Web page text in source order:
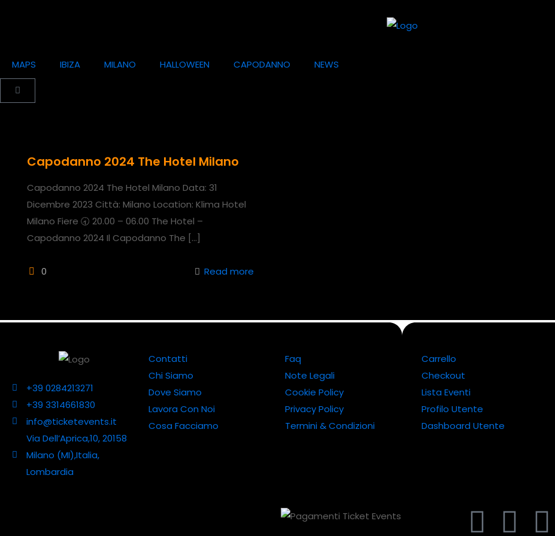
MAPS IBIZA MILANO HALLOWEEN CAPODANNO NEWS
Capodanno 2024 The Hotel Milano
Capodanno 2024 The Hotel Milano Data: 31
Dicembre 2023 Città: Milano Location: Klima Hotel
Milano Fiere 🕣 20.00 – 06.00 The Hotel –
Capodanno 2024 Il Capodanno The […]
0 Read more
+39 0284213271
+39 3314661830
info@ticketevents.it
Via Dell’Aprica,10, 20158
Milano (MI),Italia,
Lombardia
Contatti
Chi Siamo
Dove Siamo
Lavora Con Noi
Cosa Facciamo
Faq
Note Legali
Cookie Policy
Privacy Policy
Termini & Condizioni
Carrello
Checkout
Lista Eventi
Profilo Utente
Dashboard Utente